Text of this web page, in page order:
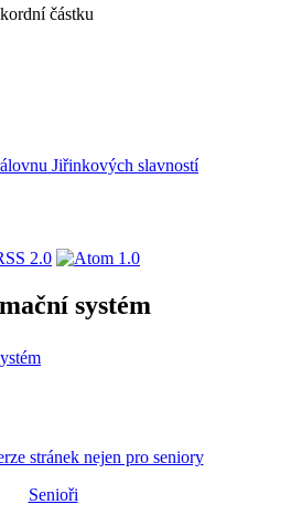
částku
Jiřinkových slavností
systém
stránek nejen pro seniory